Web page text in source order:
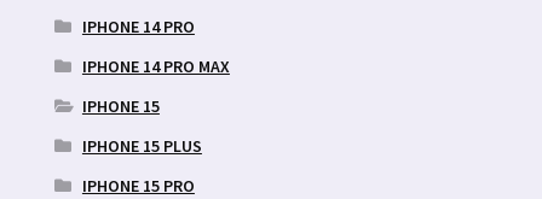
IPHONE 14 PRO
IPHONE 14 PRO MAX
IPHONE 15
IPHONE 15 PLUS
IPHONE 15 PRO